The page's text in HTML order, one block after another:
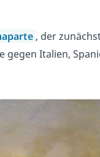
, der
Italien,